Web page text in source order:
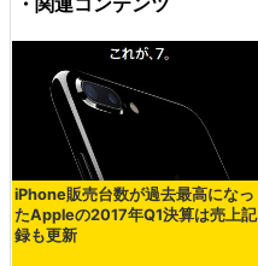
iPhone販売台数が過去最高になっ
たAppleの2017年Q1決算は売上記
録も更新